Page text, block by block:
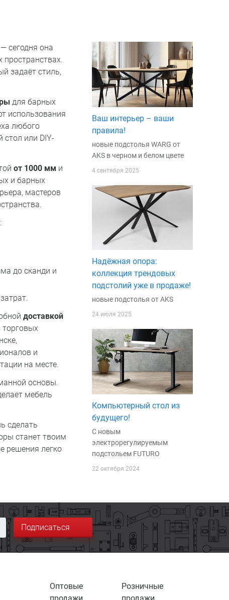
сегодня она
пространствах.
задаёт стиль,
для барных
использования
любого
стол или DIY-
от 1000 мм и
и барных
мастеров
до сканди и
доставкой
и
на месте.
основы.
мебель
сделать
станет твоим
решения легко
Ваш интерьер – ваши
правила!
новые подстолья WARG от
AKS в черном и белом цвете
4 сентября 2025
Надёжная опора:
коллекция трендовых
подстолий уже в продаже!
новые подстолья от AKS
24 июля 2025
Компьютерный стол из
будущего!
С новым
электрорегулируемым
подстольем FUTURO
22 октября 2024
Подписаться
Оптовые
Розничные